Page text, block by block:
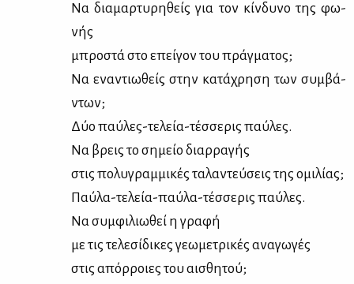
Να δια­μαρ­τυ­ρη­θείς για τον κίν­δυ­νο της φω­
νής
μπρο­στά στο επεί­γον του πράγ­μα­τος;
Να ενα­ντιω­θείς στην κα­τά­χρη­ση των συμ­βά­
ντων;
Δύο παύ­λες-τε­λεία-τέσ­σε­ρις παύ­λες.
Να βρεις το ση­μείο διαρ­ρα­γής
στις πο­λυ­γραμ­μι­κές τα­λα­ντεύ­σεις της ομι­λί­ας;
Παύ­λα-τε­λεία-παύ­λα-τέσ­σε­ρις παύ­λες.
Να συμ­φι­λιω­θεί η γρα­φή
με τις τε­λε­σί­δι­κες γε­ω­με­τρι­κές ανα­γω­γές
στις απόρ­ροιες του αι­σθη­τού;